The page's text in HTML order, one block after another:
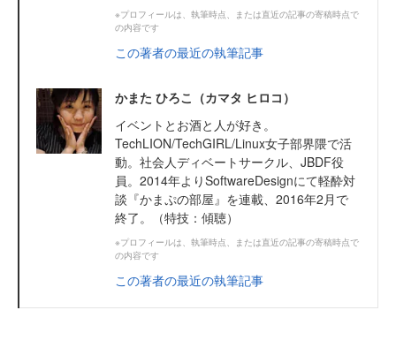
※プロフィールは、執筆時点、または直近の記事の寄稿時点で
の内容です
この著者の最近の執筆記事
かまた ひろこ（カマタ ヒロコ）
イベントとお酒と人が好き。
TechLION/TechGIRL/Linux女子部界隈で活
動。社会人ディベートサークル、JBDF役
員。2014年よりSoftwareDesignにて軽酔対
談『かまぷの部屋』を連載、2016年2月で
終了。（特技：傾聴）
※プロフィールは、執筆時点、または直近の記事の寄稿時点で
の内容です
この著者の最近の執筆記事